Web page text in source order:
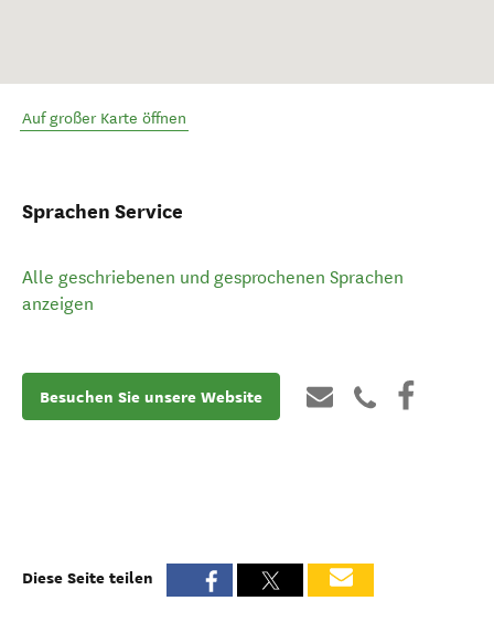
Auf großer Karte öffnen
Sprachen Service
Alle geschriebenen und gesprochenen Sprachen
anzeigen
Besuchen Sie unsere Website
Diese Seite teilen